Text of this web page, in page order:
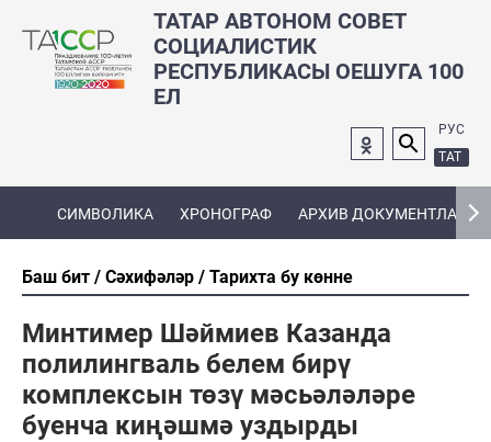
ТАТАР АВТОНОМ СОВЕТ
СОЦИАЛИСТИК
РЕСПУБЛИКАСЫ ОЕШУГА 100
ЕЛ
РУС
ТАТ
СИМВОЛИКА ХРОНОГРАФ АРХИВ ДОКУМЕНТЛАРЫ
Баш бит Сәхифәләр Тарихта бу көнне
Минтимер Шәймиев Казанда
полилингваль белем бирү
комплексын төзү мәсьәләләре
буенча киңәшмә уздырды